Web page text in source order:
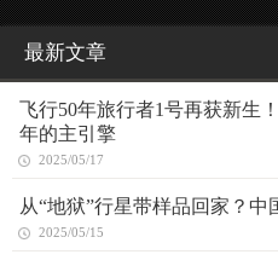
最新文章
飞行50年旅行者1号再获新生
年的主引擎
2025/05/17
从“地狱”行星带样品回家？中
2025/05/15